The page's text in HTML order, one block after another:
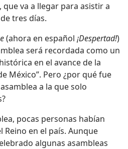
va a llegar para asistir a
tres días.
(ahora en español ¡Despertad!)
será recordada como un
en el avance de la
México”. Pero ¿por qué fue
a la que solo
pocas personas habían
Reino en el país. Aunque
algunas asambleas